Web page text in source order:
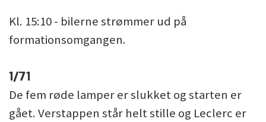
Kl. 15:10 - bilerne strømmer ud på
formationsomgangen.
1/71
De fem røde lamper er slukket og starten er
gået. Verstappen står helt stille og Leclerc er